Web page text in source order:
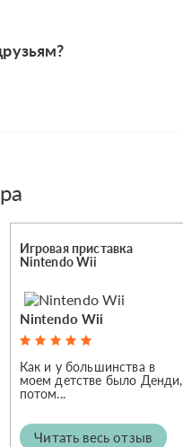
Игровая приставка
Nintendo Wii
Nintendo Wii
Как и у большинства в
моем детстве было Денди,
потом...
Читать весь отзыв